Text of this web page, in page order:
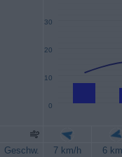
0
10
20
30
Geschw. 7 km/h 6